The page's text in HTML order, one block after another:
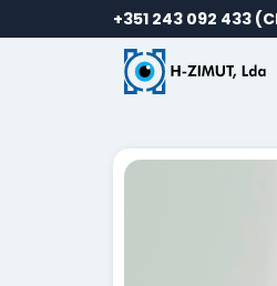
+351 243 092 433